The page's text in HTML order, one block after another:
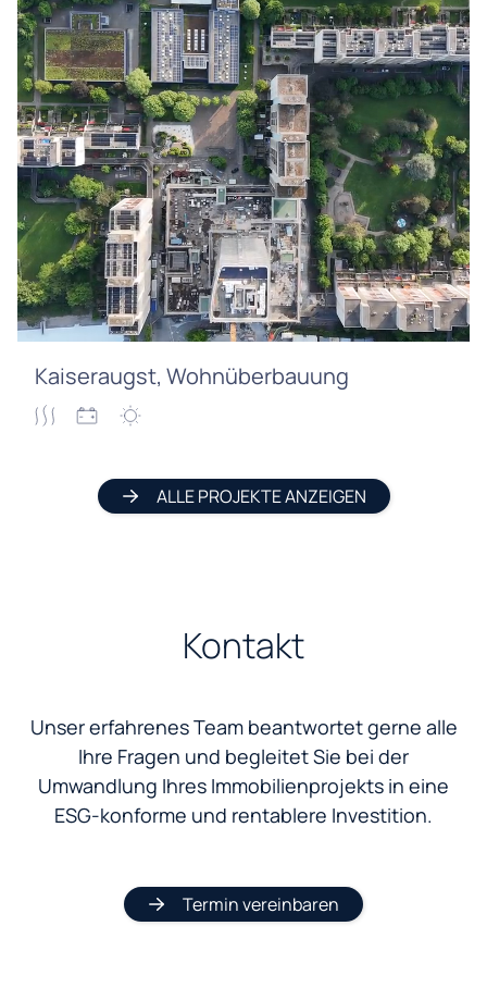
Kaiseraugst, Wohnüberbauung
ALLE PROJEKTE ANZEIGEN
Kontakt
Unser erfahrenes Team beantwortet gerne alle
Ihre Fragen und begleitet Sie bei der
Umwandlung Ihres Immobilienprojekts in eine
ESG-konforme und rentablere Investition.
Termin vereinbaren